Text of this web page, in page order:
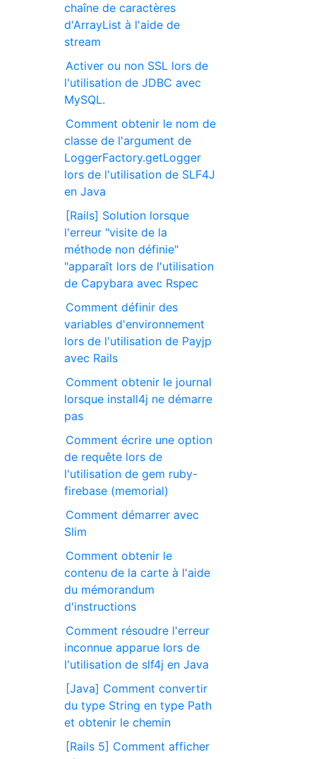
chaîne de caractères
d'ArrayList à l'aide de
stream
Activer ou non SSL lors de
l'utilisation de JDBC avec
MySQL.
Comment obtenir le nom de
classe de l'argument de
LoggerFactory.getLogger
lors de l'utilisation de SLF4J
en Java
[Rails] Solution lorsque
l'erreur "visite de la
méthode non définie"
"apparaît lors de l'utilisation
de Capybara avec Rspec
Comment définir des
variables d'environnement
lors de l'utilisation de Payjp
avec Rails
Comment obtenir le journal
lorsque install4j ne démarre
pas
Comment écrire une option
de requête lors de
l'utilisation de gem ruby-
firebase (memorial)
Comment démarrer avec
Slim
Comment obtenir le
contenu de la carte à l'aide
du mémorandum
d'instructions
Comment résoudre l'erreur
inconnue apparue lors de
l'utilisation de slf4j en Java
[Java] Comment convertir
du type String en type Path
et obtenir le chemin
[Rails 5] Comment afficher